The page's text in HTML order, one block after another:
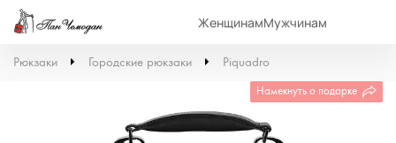
ЖенщинамМужчинам
Рюкзаки Городские рюкзаки Piquadro
Намекнуть о подарке